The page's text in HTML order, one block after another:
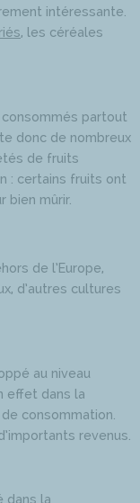
intéressante.
, les céréales
partout
donc de nombreux
de fruits
: certains fruits ont
bien mûrir.
de l’Europe,
d’autres cultures
au niveau
effet dans la
consommation.
revenus.
dans la